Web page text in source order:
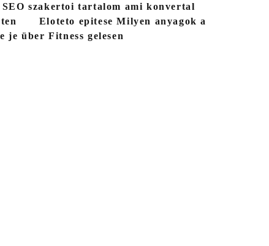
SEO szakertoi tartalom ami konvertal
Eloteto epitese Milyen anyagok a
je über Fitness gelesen